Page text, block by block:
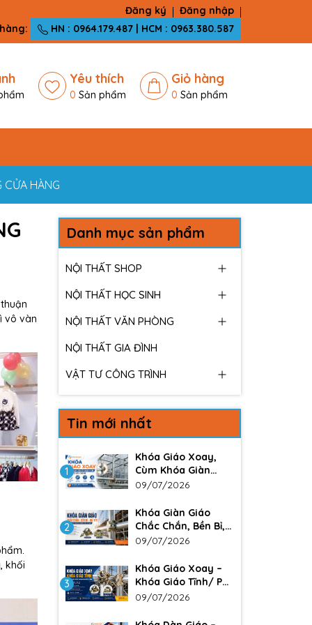
Đăng ký
Đăng nhập
HN : 0964.179.487 | HCM : 0963.380.587
Yêu thích
0 Sản phẩm
Giỏ hàng
0 Sản phẩm
CỬA HÀNG
vô vàn
khối
Danh mục sản phẩm
NỘI THẤT SHOP
NỘI THẤT HỌC SINH
NỘI THẤT VĂN PHÒNG
NỘI THẤT GIA ĐÌNH
VẬT TƯ CÔNG TRÌNH
Tin mới nhất
1
Khóa Giáo Xoay,
Cùm Khóa Giàn
Giáo – Giải Pháp
Trong Xây Dựng
09/07/2026
2
Khóa Giàn Giáo
Chắc Chắn, Bền Bỉ,
Giá Tốt Cho Công
09/07/2026
3
Khóa Giáo Xoay –
Khóa Giáo Tĩnh/ Phụ
kiện không thể
công trình lớn. Đảm
09/07/2026